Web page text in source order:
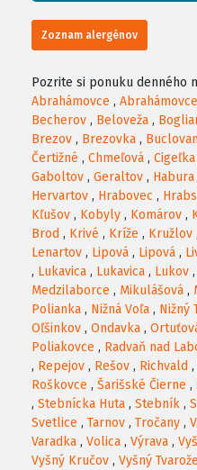
Zoznam alergénov
Pozrite si ponuku denného
Abrahámovce , Abrahámovce
Becherov , Beloveža ,
Brezov , Brezovka ,
Čertižné , Chmeľová , Cigeľka
Gaboltov , Geraltov , Habura
Hervartov , Hrabovec ,
Kľušov , Kobyly , Komárov ,
Brod , Krivé , Kríže , Kružlov ,
Lenartov , Lipová , Lipová ,
, Lukavica , Lukavica , Lukov ,
Medzilaborce , Mikulášová ,
Polianka , Nižná Voľa , Nižný
Oľšinkov , Ondavka ,
Poliakovce , Radvaň nad
, Repejov , Rešov , Richvald ,
Roškovce , Šarišské Čierne ,
, Stebnícka Huta , Stebník ,
Svetlice , Tarnov , Tročany ,
Varadka , Volica , Výrava ,
Vyšný Kručov , Vyšný